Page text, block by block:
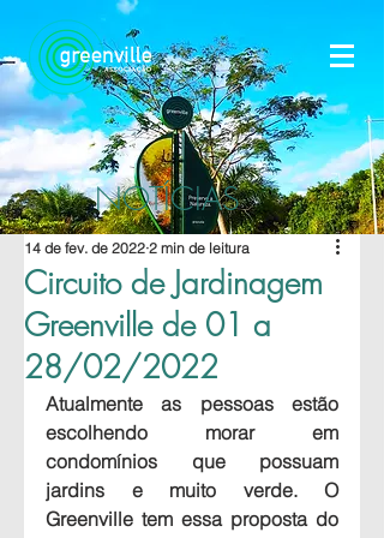
NOTÍCIAS
Circuito de Jardinagem
Greenville de 01 a
28/02/2022
14 de fev. de 2022 2 min de leitura
Atualmente as pessoas estão
escolhendo morar em
condomínios que possuam
jardins e muito verde. O
Greenville tem essa proposta do